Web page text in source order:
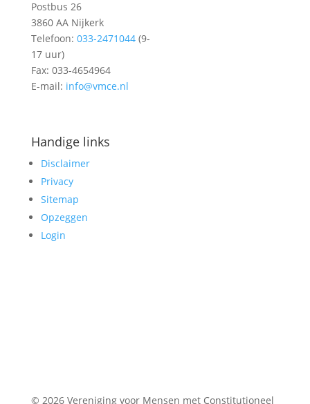
Postbus 26
3860 AA Nijkerk
Telefoon: 033-2471044(9-
17 uur)
Fax: 033-4654964
E-mail: info@vmce.nl
Handige links
Disclaimer
Privacy
Sitemap
Opzeggen
Login
© 2026 Vereniging voor Mensen met Constitutioneel